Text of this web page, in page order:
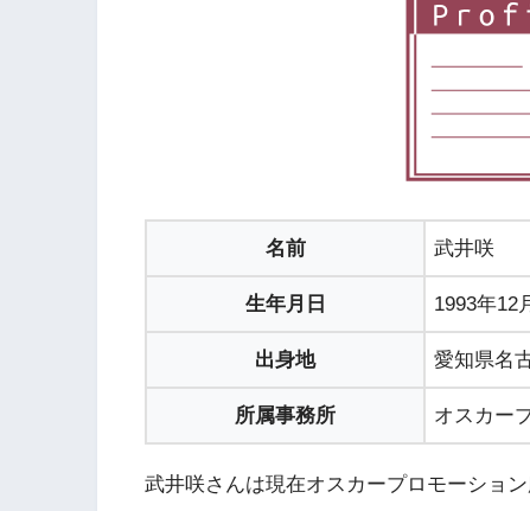
名前 武井咲
生年月日 1993年12
出身地 愛知県名
所属事務所 オスカー
武井咲さんは現在オスカープロモーション